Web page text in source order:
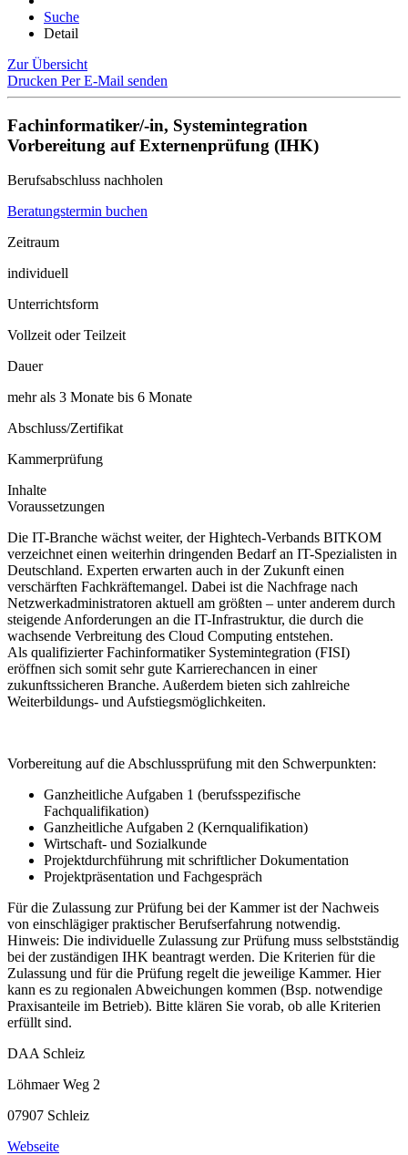
Suche
Detail
Zur Übersicht
Drucken Per E-Mail senden
Fachinformatiker/-in, Systemintegration
Vorbereitung auf Externenprüfung (IHK)
Berufsabschluss nachholen
Beratungstermin buchen
Zeitraum
individuell
Unterrichtsform
Vollzeit oder Teilzeit
Dauer
mehr als 3 Monate bis 6 Monate
Abschluss/Zertifikat
Kammerprüfung
Inhalte
Voraussetzungen
Die IT-Branche wächst weiter, der Hightech-Verbands BITKOM
verzeichnet einen weiterhin dringenden Bedarf an IT-Spezialisten in
Deutschland. Experten erwarten auch in der Zukunft einen
verschärften Fachkräftemangel. Dabei ist die Nachfrage nach
Netzwerkadministratoren aktuell am größten – unter anderem durch
steigende Anforderungen an die IT-Infrastruktur, die durch die
wachsende Verbreitung des Cloud Computing entstehen.
Als qualifizierter Fachinformatiker Systemintegration (FISI)
eröffnen sich somit sehr gute Karrierechancen in einer
zukunftssicheren Branche. Außerdem bieten sich zahlreiche
Weiterbildungs- und Aufstiegsmöglichkeiten.
Vorbereitung auf die Abschlussprüfung mit den Schwerpunkten:
Ganzheitliche Aufgaben 1 (berufsspezifische
Fachqualifikation)
Ganzheitliche Aufgaben 2 (Kernqualifikation)
Wirtschaft- und Sozialkunde
Projektdurchführung mit schriftlicher Dokumentation
Projektpräsentation und Fachgespräch
Für die Zulassung zur Prüfung bei der Kammer ist der Nachweis
von einschlägiger praktischer Berufserfahrung notwendig.
Hinweis: Die individuelle Zulassung zur Prüfung muss selbstständig
bei der zuständigen IHK beantragt werden. Die Kriterien für die
Zulassung und für die Prüfung regelt die jeweilige Kammer. Hier
kann es zu regionalen Abweichungen kommen (Bsp. notwendige
Praxisanteile im Betrieb). Bitte klären Sie vorab, ob alle Kriterien
erfüllt sind.
DAA Schleiz
Löhmaer Weg 2
07907 Schleiz
Webseite